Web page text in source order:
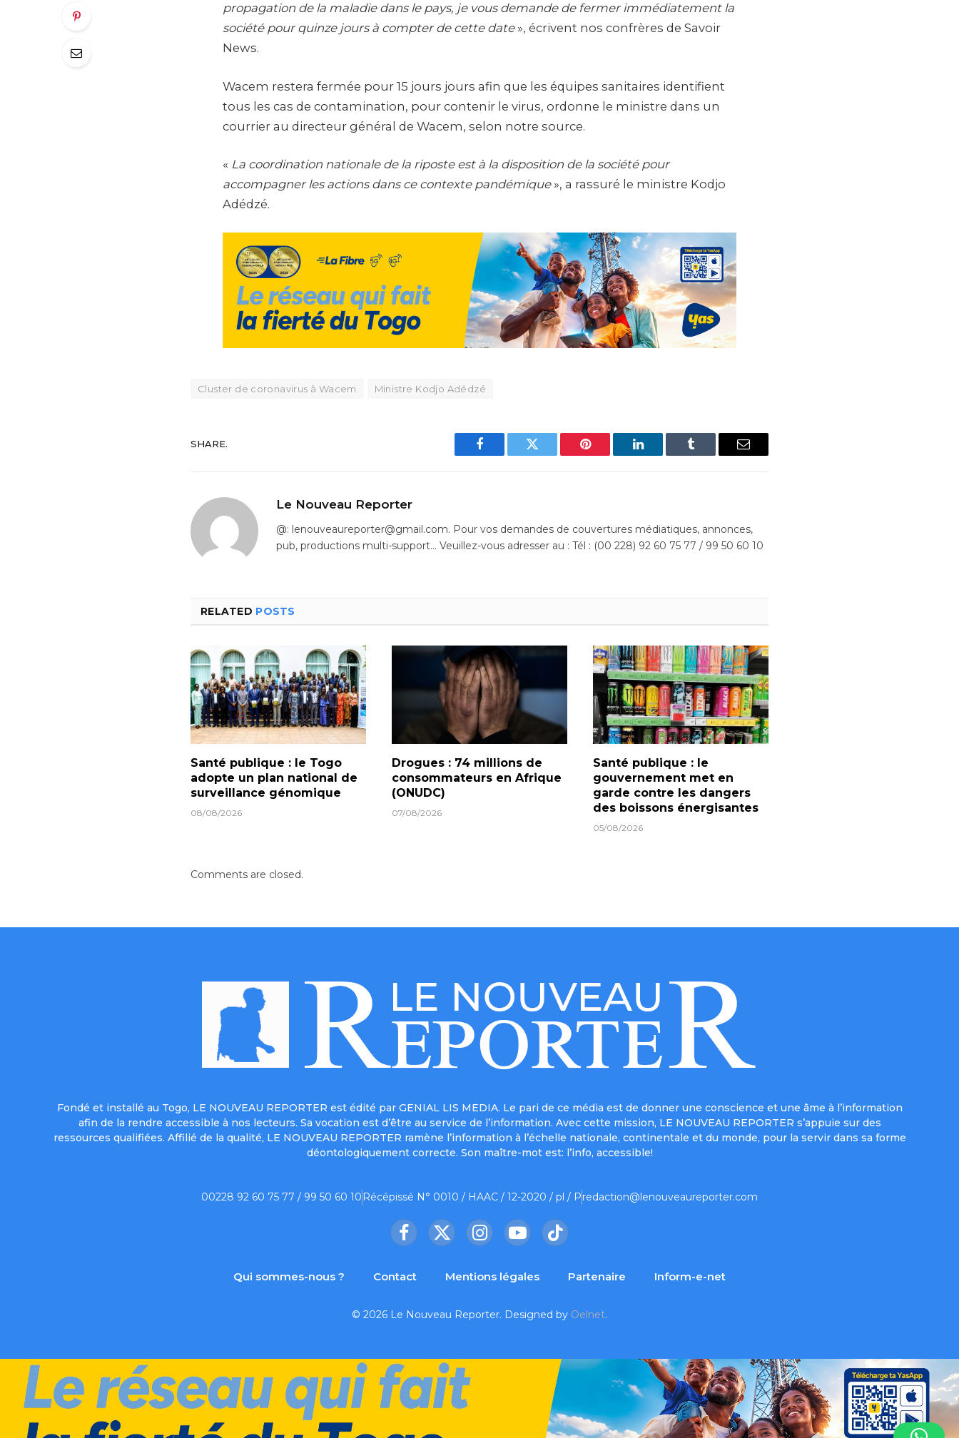
propagation de la maladie dans le pays, je vous demande de fermer immédiatement la
société pour quinze jours à compter de cette date», écrivent nos confrères de Savoir
News.
Wacem restera fermée pour 15 jours jours afin que les équipes sanitaires identifient
tous les cas de contamination, pour contenir le virus, ordonne le ministre dans un
courrier au directeur général de Wacem, selon notre source.
« La coordination nationale de la riposte est à la disposition de la société pour
accompagner les actions dans ce contexte pandémique», a rassuré le ministre Kodjo
Adédzé.
Cluster de coronavirus à Wacem Ministre Kodjo Adédzé
SHARE.
Facebook Twitter Pinterest LinkedIn Tumblr Email
Le Nouveau Reporter
@: lenouveaureporter@gmail.com. Pour vos demandes de couvertures médiatiques, annonces,
pub, productions multi-support… Veuillez-vous adresser au : Tél : (00 228) 92 60 75 77 / 99 50 60 10
RELATED POSTS
Santé publique : le Togo
adopte un plan national de
surveillance génomique
08/08/2026
Drogues : 74 millions de
consommateurs en Afrique
(ONUDC)
07/08/2026
Santé publique : le
gouvernement met en
garde contre les dangers
des boissons énergisantes
05/08/2026
Comments are closed.
Fondé et installé au Togo, LE NOUVEAU REPORTER est édité par GENIAL LIS MEDIA. Le pari de ce média est de donner une conscience et une âme à l’information
afin de la rendre accessible à nos lecteurs. Sa vocation est d’être au service de l’information. Avec cette mission, LE NOUVEAU REPORTER s’appuie sur des
ressources qualifiées. Affilié de la qualité, LE NOUVEAU REPORTER ramène l’information à l’échelle nationale, continentale et du monde, pour la servir dans sa forme
déontologiquement correcte. Son maître-mot est: l’info, accessible!
00228 92 60 75 77 / 99 50 60 10 Récépissé N° 0010 / HAAC / 12-2020 / pl / Predaction@lenouveaureporter.com
Facebook
X
InstagramYouTubeTikTok
Qui sommes-nous ? Contact Mentions légales Partenaire Inform-e-net
© 2026 Le Nouveau Reporter. Designed by Oelnet.